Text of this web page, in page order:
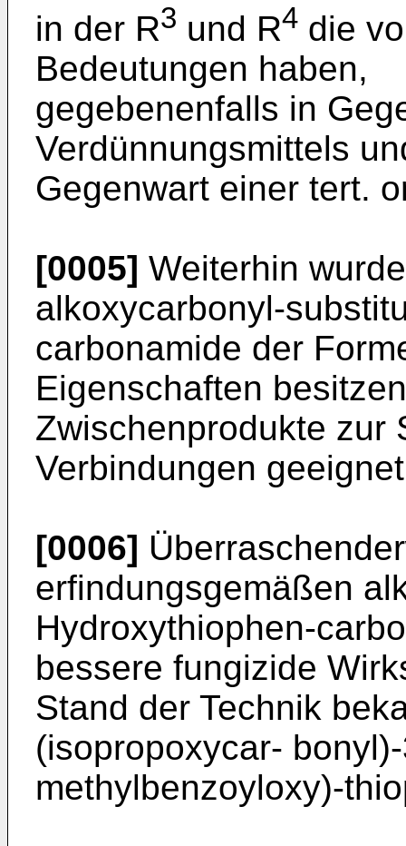
in der R3 und R4 die
Bedeutungen haben,
gegebenenfalls in
Verdünnungsmittels
Gegenwart einer tert.
[0005] Weiterhin
alkoxycarbonyl-
carbonamide der
Eigenschaften
Zwischenprodukte zur
Verbindungen
[0006]
erfindungsgemäßen
Hydroxythiophen-
bessere fungizide
Stand der Technik
(isopropoxycar-
methylbenzoyloxy)-